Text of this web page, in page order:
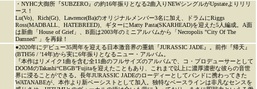
・NYHC大御所『SUBZERO』の約16年振りとなる2曲入りNEWシングルがUpstateよりリリ
ース！
Lu(Vo)、Rich(Gt)、Lawrence(Ba)のオリジナルメンバー3名に加え、ドラムにRiggs
Ross(MADBALL、HATEBREED)、ギターにMatty Pasta(SKARHEAD)を迎えた5人編成。A面
は新曲「House of Grief」、B面は2003年のミニアルバムから「Necropolis "City Of The
Damned" 」を再録！
●2020年にデビュー35周年を迎える日本激音界の重鎮『JURASSIC JADE』。前作『帰天』
(BTH56 / '14年)から実に6年振りとなるニュー・アルバム。
『本作はリメイク1曲を含む全11曲のフルサイズのアルバムで、コ・プロデューサーとして
DOOMのTakashi“CBGB”Fujitaを迎えたこともあり、これまで以上に濃厚濃密な彼らの音世
界に浸ることができる。長年JURASSIC JADEのローディーとしてバンドに携わってきた
WATANABEが、本作より新ベーシストとして加入。独特なベースラインは非凡なセンスを